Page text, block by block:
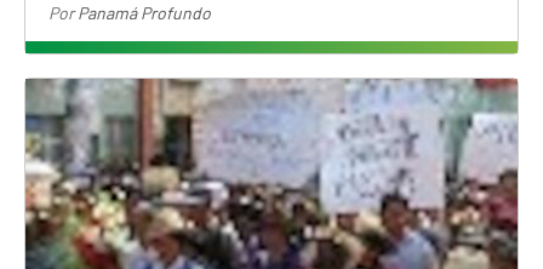
PorPanamá Profundo